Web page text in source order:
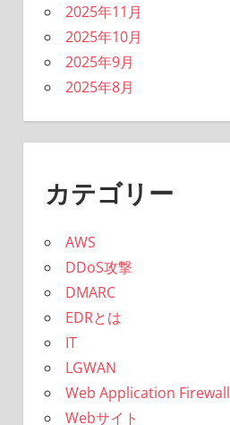
2025年11月
2025年10月
2025年9月
2025年8月
カテゴリー
AWS
DDoS攻撃
DMARC
EDRとは
IT
LGWAN
Web Application Firewall
Webサイト